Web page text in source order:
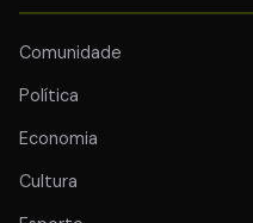
Comunidade
Política
Economia
Cultura